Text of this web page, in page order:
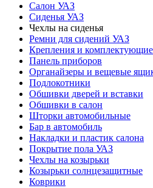
Салон УАЗ
Сиденья УАЗ
Чехлы на сиденья
Ремни для сидений УАЗ
Крепления и
Панель приборов
Органайзеры и вещевые
Подлокотники
Обшивки дверей и вставки
Обшивки в салон
Шторки автомобильные
Бар в автомобиль
Накладки и пластик салона
Покрытие пола УАЗ
Чехлы на козырьки
Козырьки солнцезащитные
Коврики